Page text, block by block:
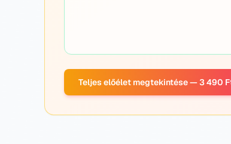
Teljes előélet megtekintése — 3 490